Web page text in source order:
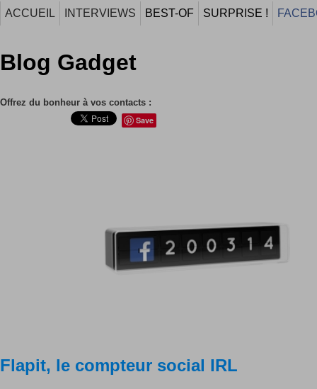
ACCUEIL INTERVIEWS BEST-OF SURPRISE !
Blog Gadget
Offrez du bonheur à vos contacts :
Save
Flapit, le compteur social IRL